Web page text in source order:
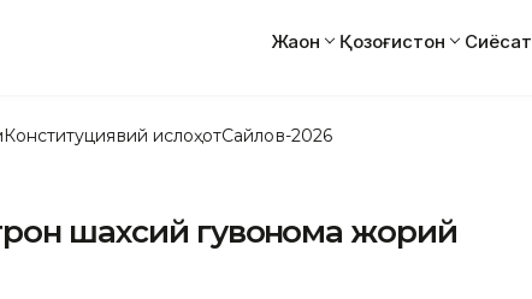
Жаҳон Қозоғистон Сиёсат
Конституциявий ислоҳотСайлов-2026
шахсий гувоҳнома жорий